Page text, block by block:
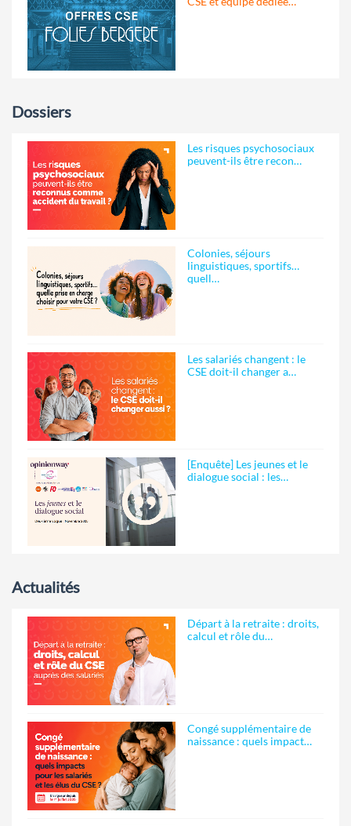
Dossiers
Les risques psychosociaux
peuvent-ils être recon…
Colonies, séjours
linguistiques, sportifs…
quell…
Les salariés changent : le
CSE doit-il changer a…
[Enquête] Les jeunes et le
dialogue social : les…
Actualités
Départ à la retraite : droits,
calcul et rôle du…
Congé supplémentaire de
naissance : quels impact…